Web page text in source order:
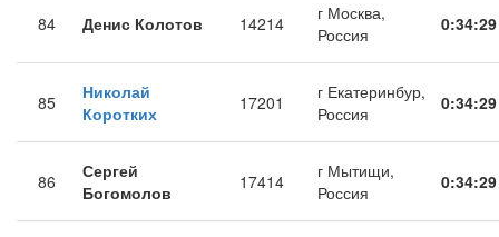
84 Денис Колотов 14214
г Москва,
Россия
0:34:29
85
Николай
Коротких
17201
г Екатеринбур,
Россия
0:34:29
86
Сергей
Богомолов
17414
г Мытищи,
Россия
0:34:29